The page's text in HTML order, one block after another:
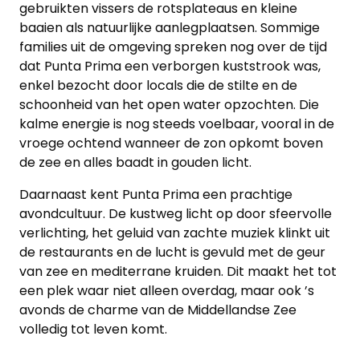
gebruikten vissers de rotsplateaus en kleine
baaien als natuurlijke aanlegplaatsen. Sommige
families uit de omgeving spreken nog over de tijd
dat Punta Prima een verborgen kuststrook was,
enkel bezocht door locals die de stilte en de
schoonheid van het open water opzochten. Die
kalme energie is nog steeds voelbaar, vooral in de
vroege ochtend wanneer de zon opkomt boven
de zee en alles baadt in gouden licht.
Daarnaast kent Punta Prima een prachtige
avondcultuur. De kustweg licht op door sfeervolle
verlichting, het geluid van zachte muziek klinkt uit
de restaurants en de lucht is gevuld met de geur
van zee en mediterrane kruiden. Dit maakt het tot
een plek waar niet alleen overdag, maar ook ’s
avonds de charme van de Middellandse Zee
volledig tot leven komt.